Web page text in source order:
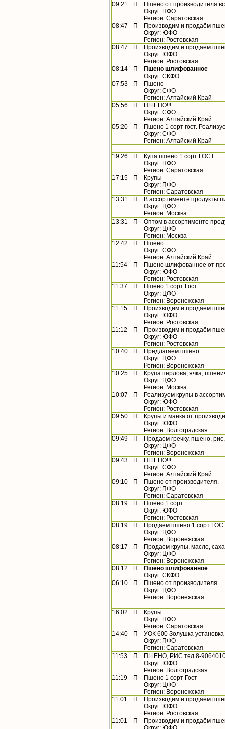
09:21 П
Пшено от производителя
Округ: ПФО
Регион: Саратовская
08:47
П
Производим и продаём
Округ: ЮФО
Регион: Ростовская
08:47
П
Производим и продаём
Округ: ЮФО
Регион: Ростовская
08:14
П
Пшено шлифованное
Округ: СКФО
07:53
П
Пшено
Округ: СФО
Регион: Алтайский Край
05:56
П
ПШЕНО!!!
Округ: СФО
Регион: Алтайский Край
05:20
П
Пшено 1 сорт гост.
Округ: СФО
Регион: Алтайский Край
19:26 П
Купа пшено 1 сорт ГОСТ
Округ: ПФО
Регион: Саратовская
17:15
П
Крупы
Округ: ПФО
Регион: Саратовская
13:31
П
В ассортименте продукты
Округ: ЦФО
Регион: Москва
13:31
П Оптом в ассортименте
Округ: ЦФО
Регион: Москва
12:42
П
Пшено
Округ: СФО
Регион: Алтайский Край
11:54
П
Пшено шлифованное от
Округ: ЮФО
Регион: Ростовская
11:37
П
Пшено 1 сорт Гост
Округ: ЦФО
Регион: Воронежская
11:15
П
Производим и продаём
Округ: ЮФО
Регион: Ростовская
11:12
П
Производим и продаём
Округ: ЮФО
Регион: Ростовская
10:40
П
Предлагаем пшено
Округ: ЦФО
Регион: Воронежская
10:25
П
Крупа перлова, ячка,
Округ: ЦФО
Регион: Москва
10:07
П
Реализуем крупы в
Округ: ЮФО
Регион: Ростовская
09:50
П
Крупы и манка от
Округ: ЮФО
Регион: Волгоградская
09:49
П
Продаем гречку, пшено,
Округ: ЦФО
Регион: Воронежская
09:43
П
ПШЕНО!!!
Округ: СФО
Регион: Алтайский Край
09:10
П
Пшено от производителя.
Округ: ПФО
Регион: Саратовская
08:19
П
Пшено 1 сорт
Округ: ЮФО
Регион: Ростовская
08:19
П
Продаем пшено 1 сорт
Округ: ЦФО
Регион: Воронежская
08:17
П
Продаем крупы, масло,
Округ: ЦФО
Регион: Воронежская
08:12
П
Пшено шлифованное
Округ: СКФО
06:10
П
Пшено от производителя
Округ: ЦФО
Регион: Воронежская
16:02 П
Крупы
Округ: ПФО
Регион: Саратовская
14:40
П УОК 600 Золушка
Округ: ПФО
Регион: Саратовская
11:53
П
ПШЕНО, РИС тел.8-
Округ: ЮФО
Регион: Волгоградская
11:19
П
Пшено 1 сорт Гост
Округ: ЦФО
Регион: Воронежская
11:01
П
Производим и продаём
Округ: ЮФО
Регион: Ростовская
11:01
П
Производим и продаём